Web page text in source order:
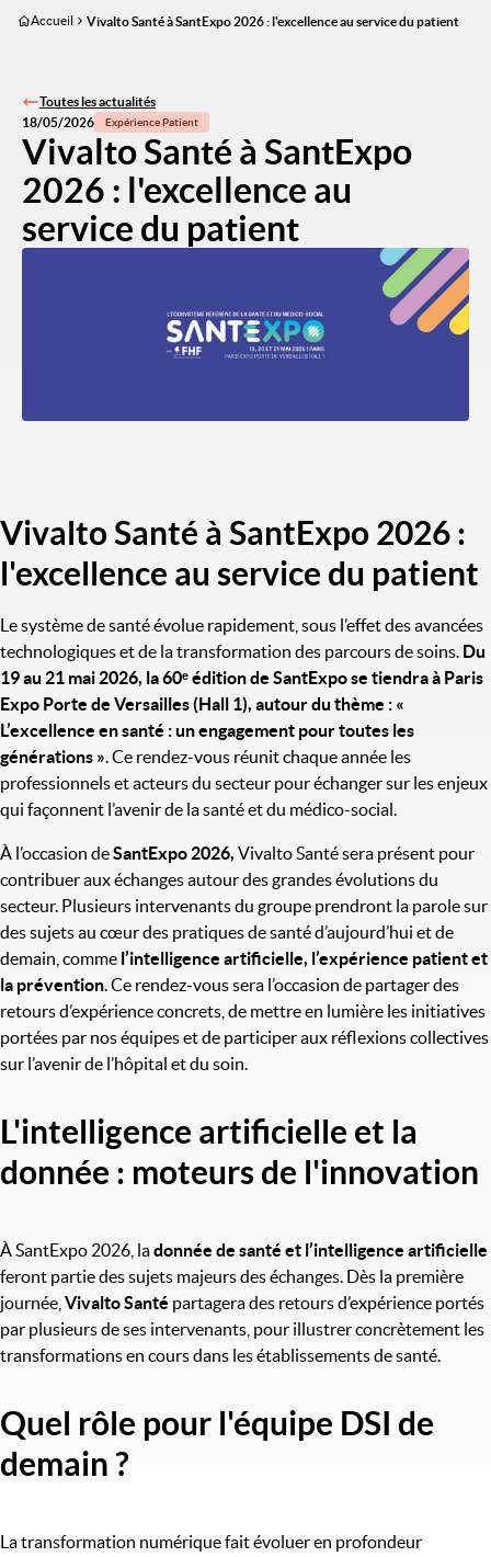
Aller
principal
Accueil Vivalto Santé à SantExpo 2026 : l'excellence au service du patient
Toutes les actualités
18/05/2026
Expérience Patient
Vivalto Santé à SantExpo
2026 : l'excellence au
service du patient
Titre
Vivalto Santé à SantExpo 2026 :
l'excellence au service du patient
Le système de santé évolue rapidement, sous l’effet des avancées
technologiques et de la transformation des parcours de soins. Du
19 au 21 mai 2026, la 60ᵉ édition de SantExpo se tiendra à Paris
Expo Porte de Versailles (Hall 1), autour du thème : «
L’excellence en santé : un engagement pour toutes les
générations ». Ce rendez-vous réunit chaque année les
professionnels et acteurs du secteur pour échanger sur les enjeux
qui façonnent l’avenir de la santé et du médico-social.
À l’occasion deSantExpo 2026, Vivalto Santé sera présent pour
contribuer aux échanges autour des grandes évolutions du
secteur. Plusieurs intervenants du groupe prendront la parole sur
des sujets au cœur des pratiques de santé d’aujourd’hui et de
demain, comme l’intelligence artificielle, l’expérience patient et
la prévention. Ce rendez-vous sera l’occasion de partager des
retours d’expérience concrets, de mettre en lumière les initiatives
portées par nos équipes et de participer aux réflexions collectives
sur l’avenir de l’hôpital et du soin.
L'intelligence artificielle et la
donnée : moteurs de l'innovation
À SantExpo 2026, ladonnée de santé et l’intelligence artificielle
feront partie des sujets majeurs des échanges. Dès la première
journée, Vivalto Santé partagera des retours d’expérience portés
par plusieurs de ses intervenants, pour illustrer concrètement les
transformations en cours dans les établissements de santé.
Quel rôle pour l'équipe DSI de
demain ?
La transformation numérique fait évoluer en profondeur